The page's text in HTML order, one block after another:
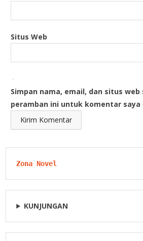
Situs Web
Simpan nama, email, dan situs web
peramban ini untuk komentar
Zona Novel
KUNJUNGAN